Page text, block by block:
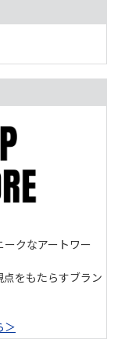
クなアートワー
をもたらすブラン
＞